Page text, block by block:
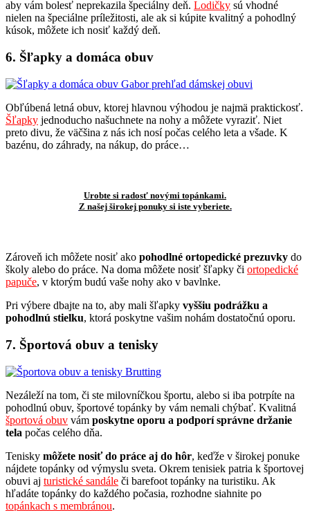
aby vám bolesť neprekazila špeciálny deň. Lodičky sú vhodné
nielen na špeciálne príležitosti, ale ak si kúpite kvalitný a pohodlný
kúsok, môžete ich nosiť každý deň.
6. Šľapky a domáca obuv
Obľúbená letná obuv, ktorej hlavnou výhodou je najmä praktickosť.
Šľapky jednoducho našuchnete na nohy a môžete vyraziť. Niet
preto divu, že väčšina z nás ich nosí počas celého leta a všade. K
bazénu, do záhrady, na nákup, do práce…
Urobte si radosť novými topánkami.
Z našej širokej ponuky si iste vyberiete.
Zároveň ich môžete nosiť ako pohodlné ortopedické prezuvky do
školy alebo do práce. Na doma môžete nosiť šľapky či ortopedické
papuče, v ktorým budú vaše nohy ako v bavlnke.
Pri výbere dbajte na to, aby mali šľapky vyššiu podrážku a
pohodlnú stielku, ktorá poskytne vašim nohám dostatočnú oporu.
7. Športová obuv a tenisky
Nezáleží na tom, či ste milovníčkou športu, alebo si iba potrpíte na
pohodlnú obuv, športové topánky by vám nemali chýbať. Kvalitná
športová obuv vám poskytne oporu a podporí správne držanie
tela počas celého dňa.
Tenisky môžete nosiť do práce aj do hôr, keďže v širokej ponuke
nájdete topánky od výmyslu sveta. Okrem tenisiek patria k športovej
obuvi aj turistické sandále či barefoot topánky na turistiku. Ak
hľadáte topánky do každého počasia, rozhodne siahnite po
topánkach s membránou.